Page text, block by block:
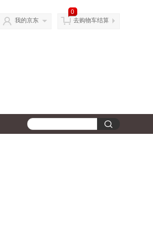
我的京东
0
去购物车结算